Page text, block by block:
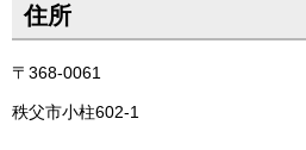
住所
〒368-0061
秩父市小柱602-1